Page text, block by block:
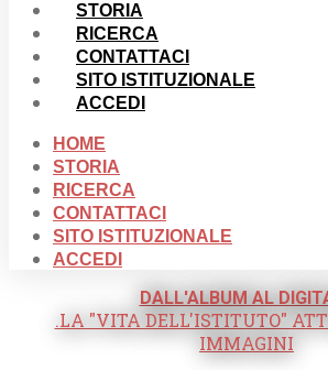
STORIA
RICERCA
CONTATTACI
SITO ISTITUZIONALE
ACCEDI
HOME
STORIA
RICERCA
CONTATTACI
SITO ISTITUZIONALE
ACCEDI
DALL'ALBUM AL
.LA "VITA DELL'ISTITUTO"
IMMAGINI